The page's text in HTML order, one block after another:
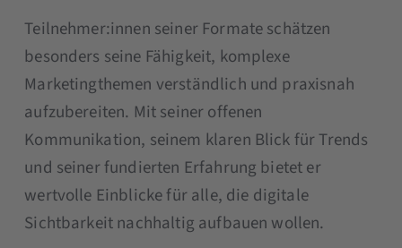
Teilnehmer:innen seiner Formate schätzen
besonders seine Fähigkeit, komplexe
Marketingthemen verständlich und praxisnah
aufzubereiten. Mit seiner offenen
Kommunikation, seinem klaren Blick für Trends
und seiner fundierten Erfahrung bietet er
wertvolle Einblicke für alle, die digitale
Sichtbarkeit nachhaltig aufbauen wollen.